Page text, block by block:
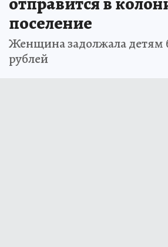
поселение
Женщина задолжала детям
рублей